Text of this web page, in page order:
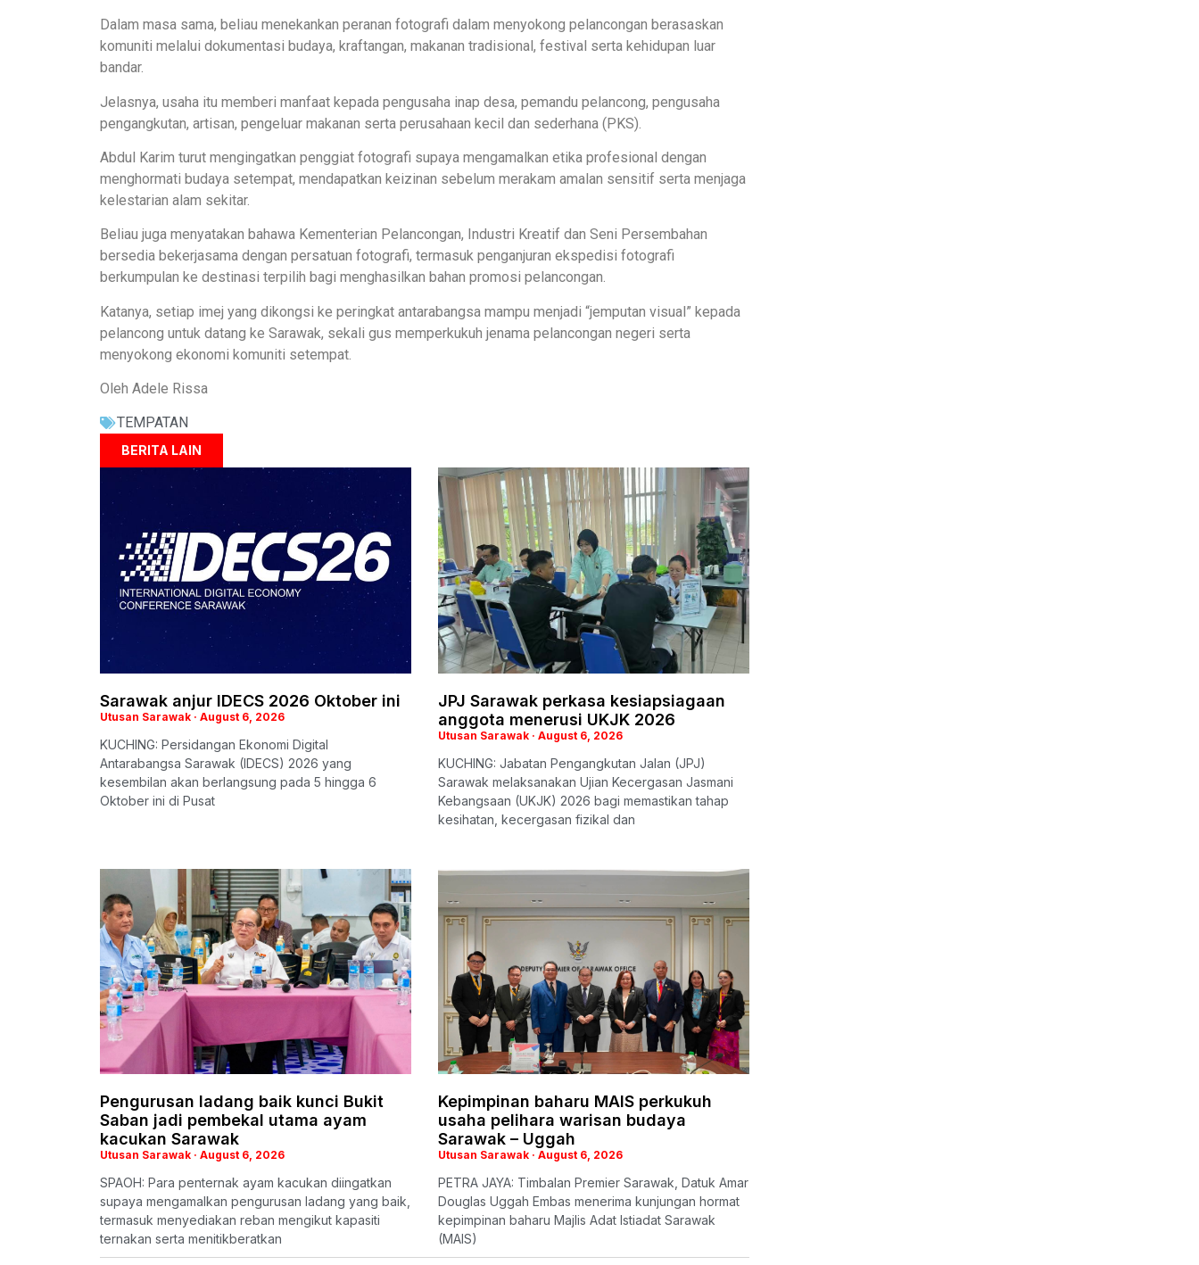
Dalam masa sama, beliau menekankan peranan fotografi dalam menyokong pelancongan berasaskan
komuniti melalui dokumentasi budaya, kraftangan, makanan tradisional, festival serta kehidupan luar
bandar.
Jelasnya, usaha itu memberi manfaat kepada pengusaha inap desa, pemandu pelancong, pengusaha
pengangkutan, artisan, pengeluar makanan serta perusahaan kecil dan sederhana (PKS).
Abdul Karim turut mengingatkan penggiat fotografi supaya mengamalkan etika profesional dengan
menghormati budaya setempat, mendapatkan keizinan sebelum merakam amalan sensitif serta menjaga
kelestarian alam sekitar.
Beliau juga menyatakan bahawa Kementerian Pelancongan, Industri Kreatif dan Seni Persembahan
bersedia bekerjasama dengan persatuan fotografi, termasuk penganjuran ekspedisi fotografi
berkumpulan ke destinasi terpilih bagi menghasilkan bahan promosi pelancongan.
Katanya, setiap imej yang dikongsi ke peringkat antarabangsa mampu menjadi “jemputan visual” kepada
pelancong untuk datang ke Sarawak, sekali gus memperkukuh jenama pelancongan negeri serta
menyokong ekonomi komuniti setempat.
Oleh Adele Rissa
TEMPATAN
BERITA LAIN
Sarawak anjur IDECS 2026 Oktober ini
Utusan Sarawak August 6, 2026
KUCHING: Persidangan Ekonomi Digital
Antarabangsa Sarawak (IDECS) 2026 yang
kesembilan akan berlangsung pada 5 hingga 6
Oktober ini di Pusat
JPJ Sarawak perkasa kesiapsiagaan
anggota menerusi UKJK 2026
Utusan Sarawak August 6, 2026
KUCHING: Jabatan Pengangkutan Jalan (JPJ)
Sarawak melaksanakan Ujian Kecergasan Jasmani
Kebangsaan (UKJK) 2026 bagi memastikan tahap
kesihatan, kecergasan fizikal dan
Pengurusan ladang baik kunci Bukit
Saban jadi pembekal utama ayam
kacukan Sarawak
Utusan Sarawak August 6, 2026
SPAOH: Para penternak ayam kacukan diingatkan
supaya mengamalkan pengurusan ladang yang baik,
termasuk menyediakan reban mengikut kapasiti
ternakan serta menitikberatkan
Kepimpinan baharu MAIS perkukuh
usaha pelihara warisan budaya
Sarawak – Uggah
Utusan Sarawak August 6, 2026
PETRA JAYA: Timbalan Premier Sarawak, Datuk Amar
Douglas Uggah Embas menerima kunjungan hormat
kepimpinan baharu Majlis Adat Istiadat Sarawak
(MAIS)